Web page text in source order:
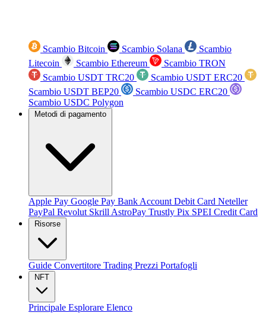
Scambio Bitcoin Scambio Solana
Scambio
Litecoin
Scambio Ethereum
Scambio TRON
Scambio USDT TRC20
Scambio USDT ERC20
Scambio USDT BEP20
Scambio USDC ERC20
Scambio USDC Polygon
Metodi di pagamento
Apple Pay Google Pay Bank Account Debit Card Neteller
PayPal Revolut Skrill AstroPay Trustly Pix SPEI Credit Card
Risorse
Guide Convertitore Trading Prezzi Portafogli
NFT
Principale Esplorare Elenco